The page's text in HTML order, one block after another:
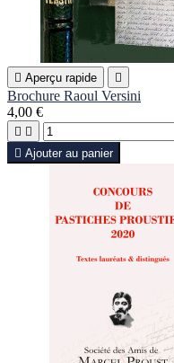
 Aperçu rapide 
Brochure Raoul Versini
4,00 €
 
 Ajouter au panier